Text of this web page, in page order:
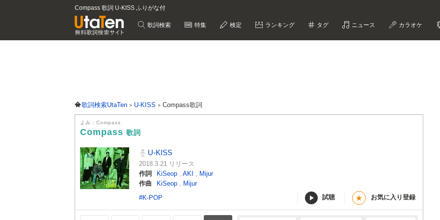
Compass 歌詞 U-KISS ふりがな付
歌詞検索 特集 検定 ランキング タグ ニュース カラオケ
歌詞検索UtaTen U-KISS Compass歌詞
よみ：Compass
Compass 歌詞
U-KISS
2018.3.21 リリース
作詞
KiSeop , AKI , Mijur
作曲
KiSeop , Mijur
#K-POP
試聴 ★ お気に入り登録